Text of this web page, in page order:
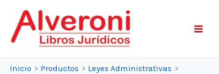
contenido
Inicio Productos
Leyes Administrativas